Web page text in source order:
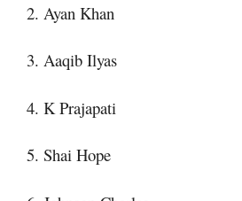
2. Ayan Khan
3. Aaqib Ilyas
4. K Prajapati
5. Shai Hope